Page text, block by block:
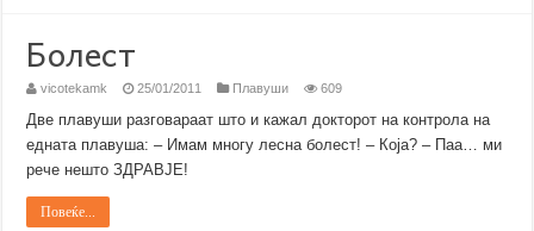
Болест
vicotekamk 25/01/2011 Плавуши 609
Две плавуши разговараат што и кажал докторот на контрола на
едната плавуша: – Имам многу лесна болест! – Која? – Паа… ми
рече нешто ЗДРАВЈЕ!
Повеќе...